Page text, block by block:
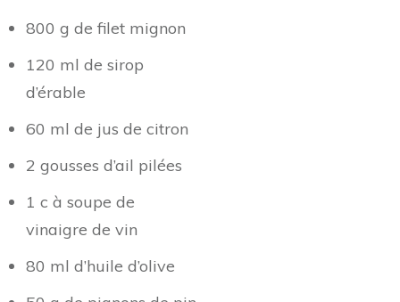
800 g de filet mignon
120 ml de sirop
d’érable
60 ml de jus de citron
2 gousses d’ail pilées
1 c à soupe de
vinaigre de vin
80 ml d’huile d’olive